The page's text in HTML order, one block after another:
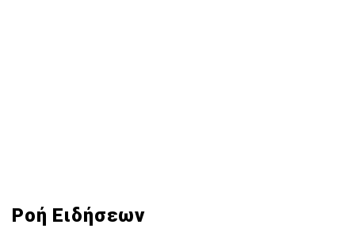
Ροή Ειδήσεων